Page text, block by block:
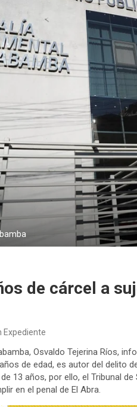
de cárcel a
Expediente
Osvaldo Tejerina Ríos,
de edad, es autor del delito
13 años, por ello, el Tribunal
en el penal de El Abra.